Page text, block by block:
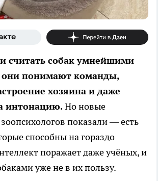
считать собак умнейшими
они понимают команды,
хозяина и даже
интонацию.Но новые
показали — есть
способны на гораздо
поражает даже учёных, и
уже не в их пользу.